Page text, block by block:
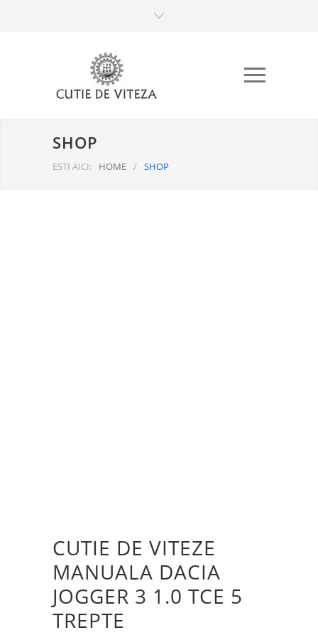
SHOP
ESTI AICI: HOME / SHOP
CUTIE DE VITEZE
MANUALA DACIA
JOGGER 3 1.0 TCE 5
TREPTE